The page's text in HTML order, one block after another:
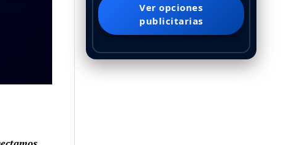
Ver opciones
publicitarias